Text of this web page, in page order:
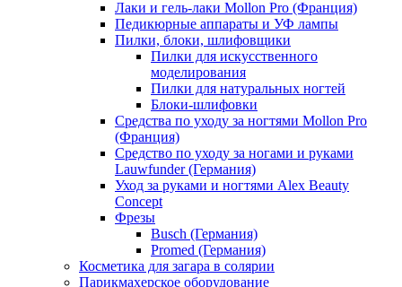
Лаки и гель-лаки Mollon Pro (Франция)
Педикюрные аппараты и УФ лампы
Пилки, блоки, шлифовщики
Пилки для искусственного
моделирования
Пилки для натуральных ногтей
Блоки-шлифовки
Средства по уходу за ногтями Mollon Pro
(Франция)
Средство по уходу за ногами и руками
Lauwfunder (Германия)
Уход за руками и ногтями Alex Beauty
Concept
Фрезы
Busch (Германия)
Promed (Германия)
Косметика для загара в солярии
Парикмахерское оборудование